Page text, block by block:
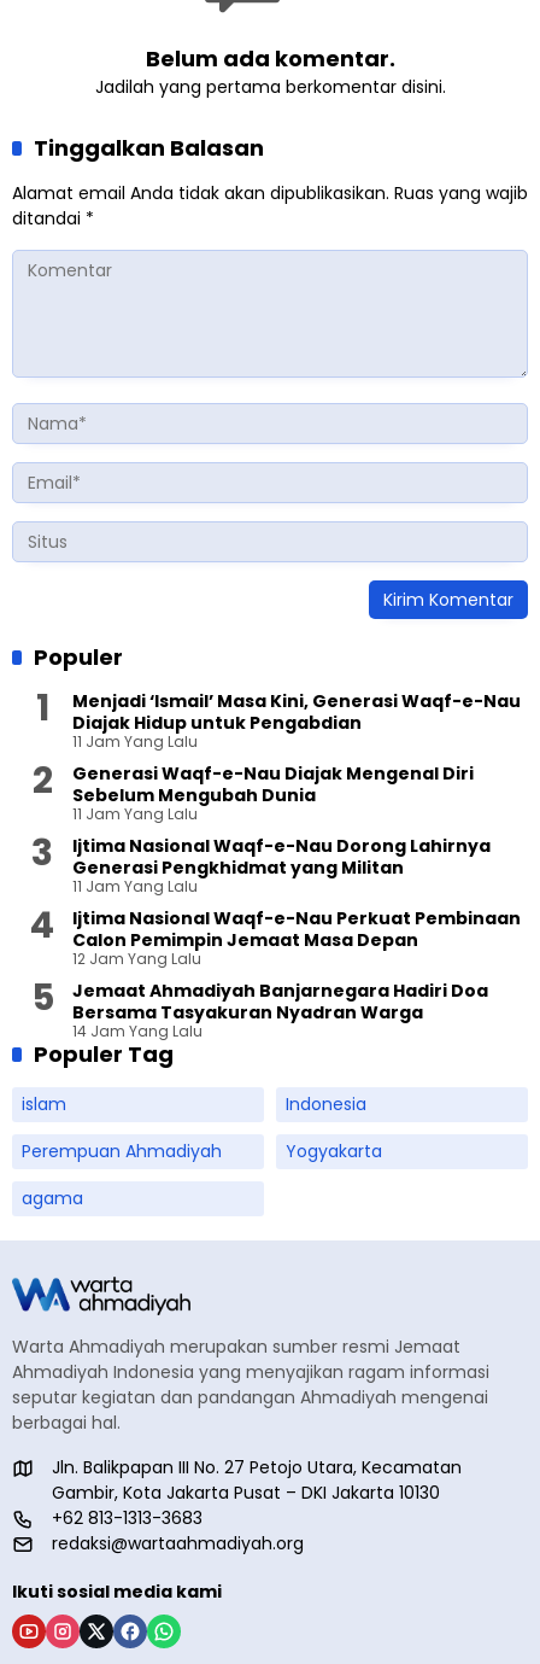
Belum ada komentar.
Jadilah yang pertama berkomentar disini.
Tinggalkan Balasan
Alamat email Anda tidak akan dipublikasikan. Ruas yang wajib
ditandai *
Populer
Menjadi ‘Ismail’ Masa Kini, Generasi Waqf-e-Nau
Diajak Hidup untuk Pengabdian
11 Jam Yang Lalu
Generasi Waqf-e-Nau Diajak Mengenal Diri
Sebelum Mengubah Dunia
11 Jam Yang Lalu
Ijtima Nasional Waqf-e-Nau Dorong Lahirnya
Generasi Pengkhidmat yang Militan
11 Jam Yang Lalu
Ijtima Nasional Waqf-e-Nau Perkuat Pembinaan
Calon Pemimpin Jemaat Masa Depan
12 Jam Yang Lalu
Jemaat Ahmadiyah Banjarnegara Hadiri Doa
Bersama Tasyakuran Nyadran Warga
14 Jam Yang Lalu
Populer Tag
islam
Indonesia
Perempuan Ahmadiyah
Yogyakarta
agama
Warta Ahmadiyah merupakan sumber resmi Jemaat
Ahmadiyah Indonesia yang menyajikan ragam informasi
seputar kegiatan dan pandangan Ahmadiyah mengenai
berbagai hal.
Jln. Balikpapan III No. 27 Petojo Utara, Kecamatan
Gambir, Kota Jakarta Pusat – DKI Jakarta 10130
+62 813-1313-3683
redaksi@wartaahmadiyah.org
Ikuti sosial media kami